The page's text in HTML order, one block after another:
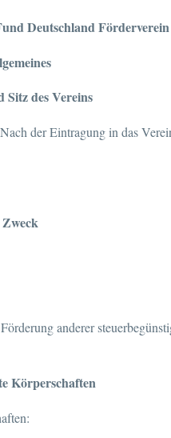
Deutschland Förderverein
Sitz des Vereins
Nach der Eintragung in das
Zweck
anderer
Körperschaften